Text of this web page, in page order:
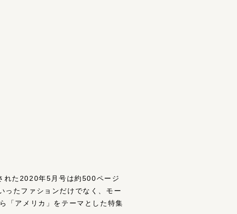
れた2020年5月号は約500ページ
ったファションだけでなく、モー
「アメリカ」をテーマとした特集